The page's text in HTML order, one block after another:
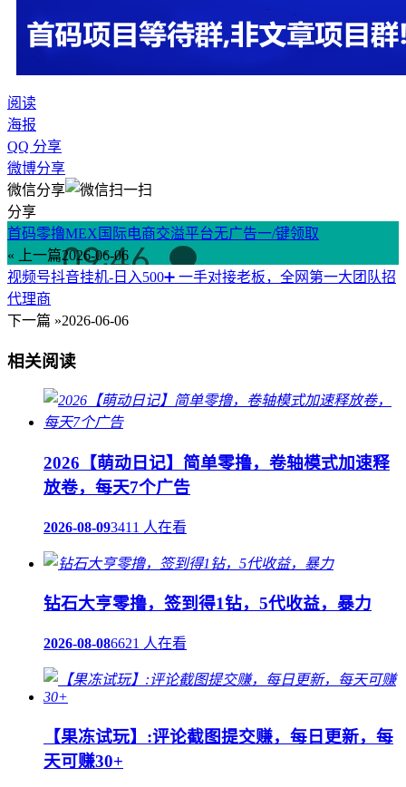
阅读
海报
QQ 分享
微博分享
微信分享
分享
首码零撸MEX国际电商交溢平台无广告一/键领取
« 上一篇2026-06-06
视频号抖音挂机-日入500➕ 一手对接老板，全网第一大团队招
代理商
下一篇 »2026-06-06
相关阅读
2026【萌动日记】简单零撸，卷轴模式加速释
放卷，每天7个广告
2026-08-093411 人在看
钻石大亨零撸，签到得1钻，5代收益，暴力
2026-08-086621 人在看
【果冻试玩】:评论截图提交赚，每日更新，每
天可赚30+